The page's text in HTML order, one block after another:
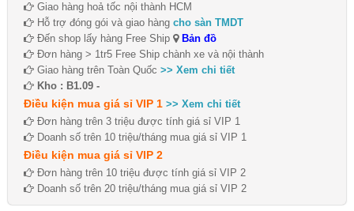
Giao hàng hoả tốc nội thành HCM
Hỗ trợ đóng gói và giao hàng cho sàn TMDT
Đến shop lấy hàng Free Ship
Bản đồ
Đơn hàng > 1tr5 Free Ship chành xe và nội thành
Giao hàng trên Toàn Quốc >> Xem chi tiết
Kho : B1.09 -
Điều kiện mua giá sỉ VIP 1 >> Xem chi tiết
Đơn hàng trên 3 triệu được tính giá sỉ VIP 1
Doanh số trên 10 triệu/tháng mua giá sỉ VIP 1
Điều kiện mua giá sỉ VIP 2
Đơn hàng trên 10 triệu được tính giá sỉ VIP 2
Doanh số trên 20 triệu/tháng mua giá sỉ VIP 2